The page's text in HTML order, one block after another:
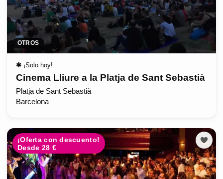
OTROS
✱ ¡Solo hoy!
Cinema Lliure a la Platja de Sant Sebastià
Platja de Sant Sebastià
Barcelona
¡Oferta con descuento!
Desde 28 €